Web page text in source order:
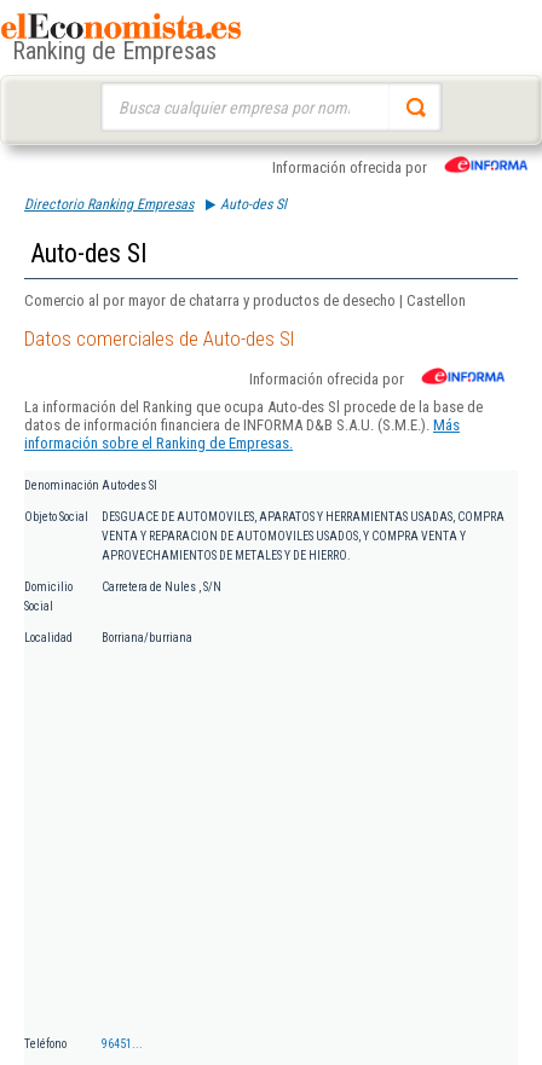
Ranking de Empresas
Información ofrecida por
Directorio Ranking Empresas Auto-des Sl
Auto-des Sl
Comercio al por mayor de chatarra y productos de desecho | Castellon
Datos comerciales de Auto-des Sl
Información ofrecida por
La información del Ranking que ocupa Auto-des Sl procede de la base de
datos de información financiera de INFORMA D&B S.A.U. (S.M.E.). Más
información sobre el Ranking de Empresas.
Denominación Auto-des Sl
Objeto Social
DESGUACE DE AUTOMOVILES, APARATOS Y HERRAMIENTAS USADAS, COMPRA
VENTA Y REPARACION DE AUTOMOVILES USADOS, Y COMPRA VENTA Y
APROVECHAMIENTOS DE METALES Y DE HIERRO.
Domicilio
Social
Carretera de Nules , S/N
Localidad Borriana/burriana
Teléfono 96451...